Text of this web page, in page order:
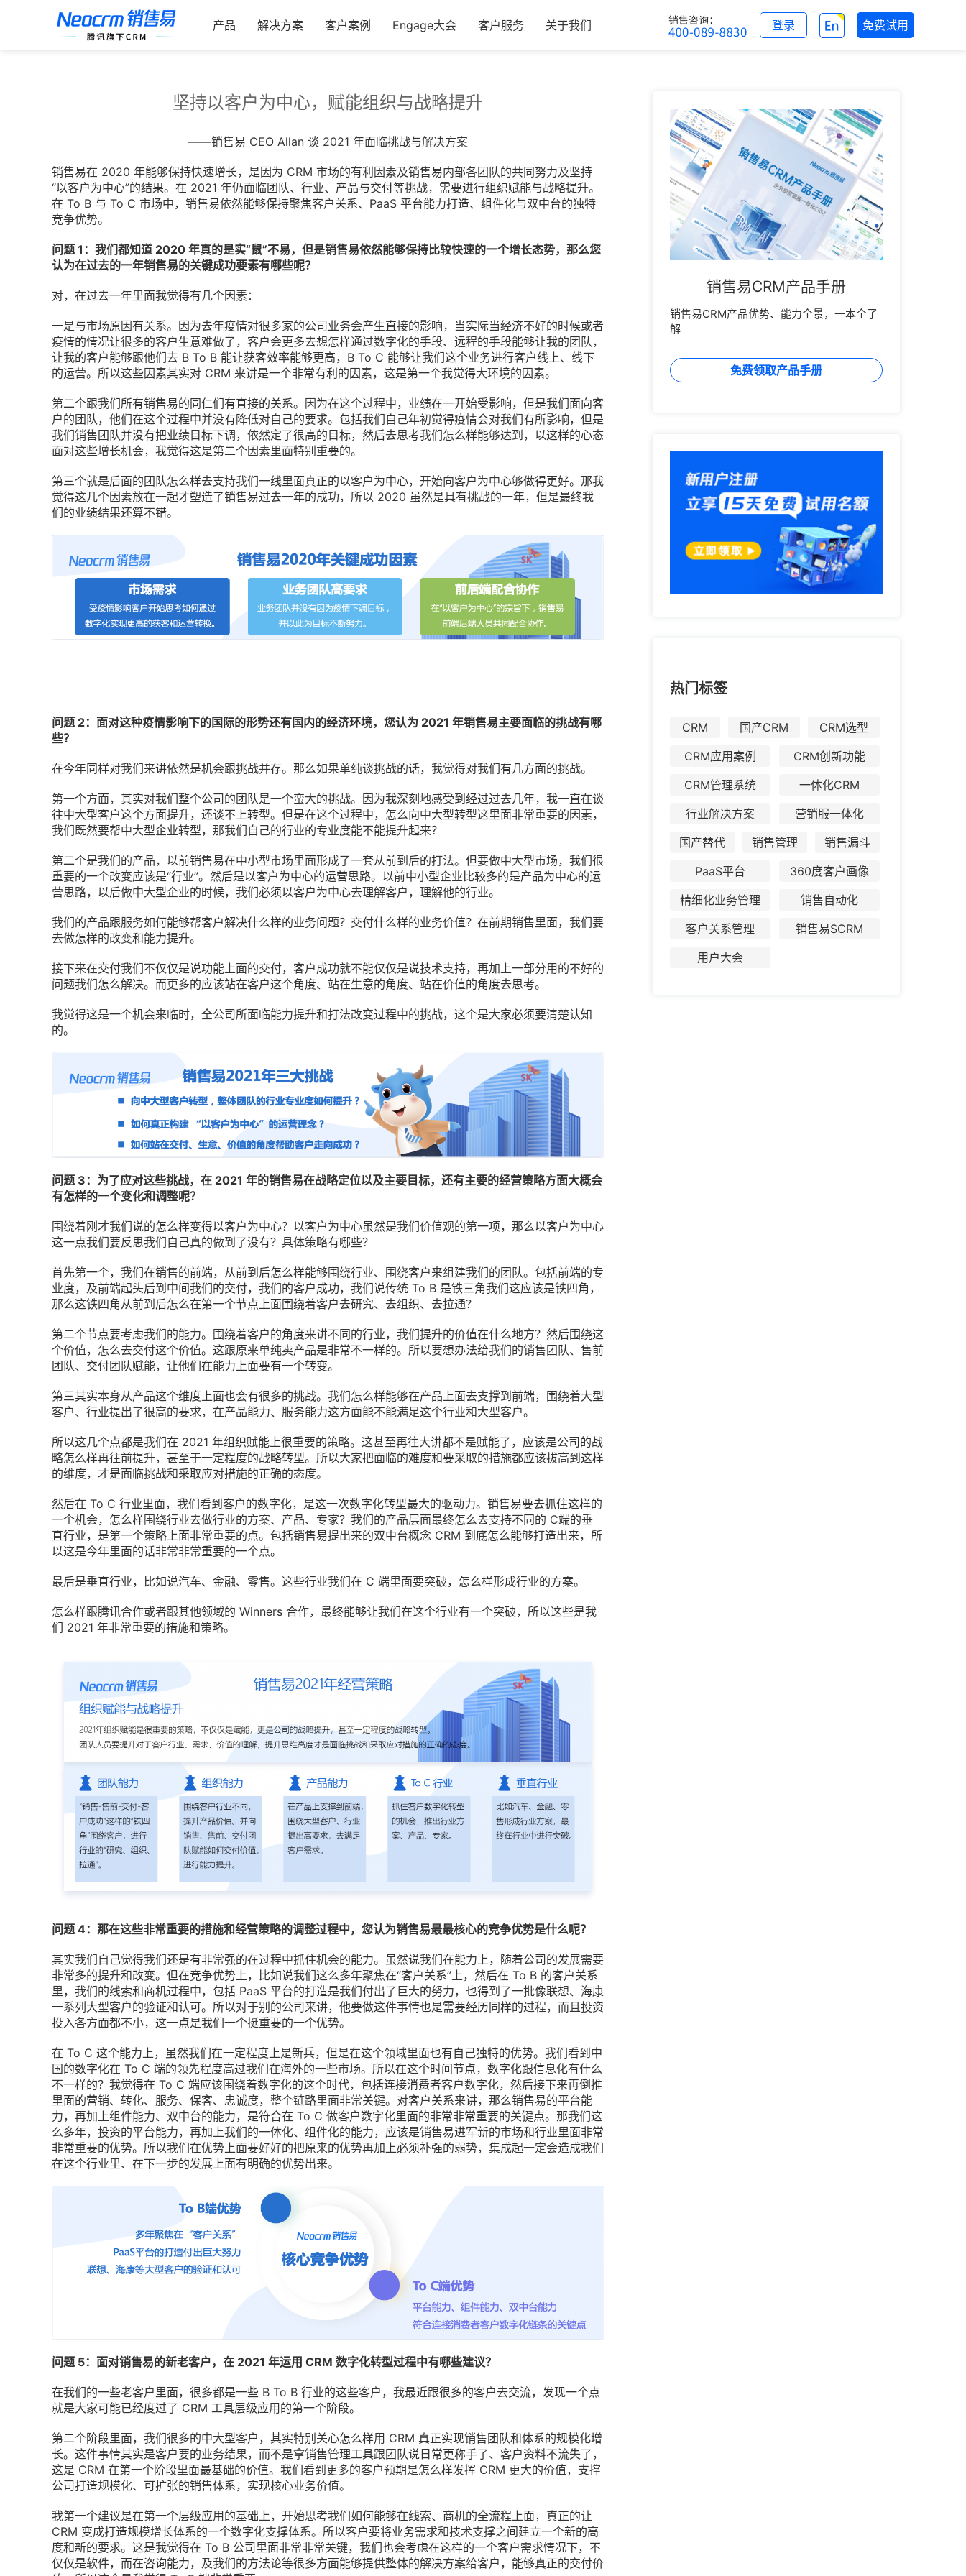
产品 解决方案 客户案例 Engage大会 客户服务 关于我们 免费试用
登录
坚持以客户为中心，赋能组织与战略提升
——销售易 CEO Allan 谈 2021 年面临挑战与解决方案
销售易在 2020 年能够保持快速增长，是因为 CRM 市场的有利因素及销售易内部各团队的共同努力及坚持
“以客户为中心”的结果。在 2021 年仍面临团队、行业、产品与交付等挑战，需要进行组织赋能与战略提升。
在 To B 与 To C 市场中，销售易依然能够保持聚焦客户关系、PaaS 平台能力打造、组件化与双中台的独特
竞争优势。
问题 1：我们都知道 2020 年真的是实“鼠”不易，但是销售易依然能够保持比较快速的一个增长态势，那么您
认为在过去的一年销售易的关键成功要素有哪些呢？
对，在过去一年里面我觉得有几个因素：
一是与市场原因有关系。因为去年疫情对很多家的公司业务会产生直接的影响，当实际当经济不好的时候或者
疫情的情况让很多的客户生意难做了，客户会更多去想怎样通过数字化的手段、远程的手段能够让我的团队，
让我的客户能够跟他们去 B To B 能让获客效率能够更高，B To C 能够让我们这个业务进行客户线上、线下
的运营。所以这些因素其实对 CRM 来讲是一个非常有利的因素，这是第一个我觉得大环境的因素。
第二个跟我们所有销售易的同仁们有直接的关系。因为在这个过程中，业绩在一开始受影响，但是我们面向客
户的团队，他们在这个过程中并没有降低对自己的要求。包括我们自己年初觉得疫情会对我们有所影响，但是
我们销售团队并没有把业绩目标下调，依然定了很高的目标，然后去思考我们怎么样能够达到，以这样的心态
面对这些增长机会，我觉得这是第二个因素里面特别重要的。
第三个就是后面的团队怎么样去支持我们一线里面真正的以客户为中心，开始向客户为中心够做得更好。那我
觉得这几个因素放在一起才塑造了销售易过去一年的成功，所以 2020 虽然是具有挑战的一年，但是最终我
们的业绩结果还算不错。
问题 2：面对这种疫情影响下的国际的形势还有国内的经济环境，您认为 2021 年销售易主要面临的挑战有哪
些？
在今年同样对我们来讲依然是机会跟挑战并存。那么如果单纯谈挑战的话，我觉得对我们有几方面的挑战。
第一个方面，其实对我们整个公司的团队是一个蛮大的挑战。因为我深刻地感受到经过过去几年，我一直在谈
往中大型客户这个方面提升，还谈不上转型。但是在这个过程中，怎么向中大型转型这里面非常重要的因素，
我们既然要帮中大型企业转型，那我们自己的行业的专业度能不能提升起来？
第二个是我们的产品，以前销售易在中小型市场里面形成了一套从前到后的打法。但要做中大型市场，我们很
重要的一个改变应该是“行业”。然后是以客户为中心的运营思路。以前中小型企业比较多的是产品为中心的运
营思路，以后做中大型企业的时候，我们必须以客户为中心去理解客户，理解他的行业。
我们的产品跟服务如何能够帮客户解决什么样的业务问题？交付什么样的业务价值？在前期销售里面，我们要
去做怎样的改变和能力提升。
接下来在交付我们不仅仅是说功能上面的交付，客户成功就不能仅仅是说技术支持，再加上一部分用的不好的
问题我们怎么解决。而更多的应该站在客户这个角度、站在生意的角度、站在价值的角度去思考。
我觉得这是一个机会来临时，全公司所面临能力提升和打法改变过程中的挑战，这个是大家必须要清楚认知
的。
问题 3：为了应对这些挑战，在 2021 年的销售易在战略定位以及主要目标，还有主要的经营策略方面大概会
有怎样的一个变化和调整呢？
围绕着刚才我们说的怎么样变得以客户为中心？以客户为中心虽然是我们价值观的第一项，那么以客户为中心
这一点我们要反思我们自己真的做到了没有？具体策略有哪些？
首先第一个，我们在销售的前端，从前到后怎么样能够围绕行业、围绕客户来组建我们的团队。包括前端的专
业度，及前端起头后到中间我们的交付，我们的客户成功，我们说传统 To B 是铁三角我们这应该是铁四角，
那么这铁四角从前到后怎么在第一个节点上面围绕着客户去研究、去组织、去拉通？
第二个节点要考虑我们的能力。围绕着客户的角度来讲不同的行业，我们提升的价值在什么地方？然后围绕这
个价值，怎么去交付这个价值。这跟原来单纯卖产品是非常不一样的。所以要想办法给我们的销售团队、售前
团队、交付团队赋能，让他们在能力上面要有一个转变。
第三其实本身从产品这个维度上面也会有很多的挑战。我们怎么样能够在产品上面去支撑到前端，围绕着大型
客户、行业提出了很高的要求，在产品能力、服务能力这方面能不能满足这个行业和大型客户。
所以这几个点都是我们在 2021 年组织赋能上很重要的策略。这甚至再往大讲都不是赋能了，应该是公司的战
略怎么样再往前提升，甚至于一定程度的战略转型。所以大家把面临的难度和要采取的措施都应该拔高到这样
的维度，才是面临挑战和采取应对措施的正确的态度。
然后在 To C 行业里面，我们看到客户的数字化，是这一次数字化转型最大的驱动力。销售易要去抓住这样的
一个机会，怎么样围绕行业去做行业的方案、产品、专家？我们的产品层面最终怎么去支持不同的 C端的垂
直行业，是第一个策略上面非常重要的点。包括销售易提出来的双中台概念 CRM 到底怎么能够打造出来，所
以这是今年里面的话非常非常重要的一个点。
最后是垂直行业，比如说汽车、金融、零售。这些行业我们在 C 端里面要突破，怎么样形成行业的方案。
怎么样跟腾讯合作或者跟其他领域的 Winners 合作，最终能够让我们在这个行业有一个突破，所以这些是我
们 2021 年非常重要的措施和策略。
问题 4：那在这些非常重要的措施和经营策略的调整过程中，您认为销售易最最核心的竞争优势是什么呢？
其实我们自己觉得我们还是有非常强的在过程中抓住机会的能力。虽然说我们在能力上，随着公司的发展需要
非常多的提升和改变。但在竞争优势上，比如说我们这么多年聚焦在“客户关系”上，然后在 To B 的客户关系
里，我们的线索和商机过程中，包括 PaaS 平台的打造是我们付出了巨大的努力，也得到了一批像联想、海康
一系列大型客户的验证和认可。所以对于别的公司来讲，他要做这件事情也是需要经历同样的过程，而且投资
投入各方面都不小，这一点是我们一个挺重要的一个优势。
在 To C 这个能力上，虽然我们在一定程度上是新兵，但是在这个领域里面也有自己独特的优势。我们看到中
国的数字化在 To C 端的领先程度高过我们在海外的一些市场。所以在这个时间节点，数字化跟信息化有什么
不一样的？我觉得在 To C 端应该围绕着数字化的这个时代，包括连接消费者客户数字化，然后接下来再倒推
里面的营销、转化、服务、保客、忠诚度，整个链路里面非常关键。对客户关系来讲，那么销售易的平台能
力，再加上组件能力、双中台的能力，是符合在 To C 做客户数字化里面的非常非常重要的关键点。那我们这
么多年，投资的平台能力，再加上我们的一体化、组件化的能力，应该是销售易进军新的市场和行业里面非常
非常重要的优势。所以我们在优势上面要好好的把原来的优势再加上必须补强的弱势，集成起一定会造成我们
在这个行业里、在下一步的发展上面有明确的优势出来。
问题 5：面对销售易的新老客户，在 2021 年运用 CRM 数字化转型过程中有哪些建议？
在我们的一些老客户里面，很多都是一些 B To B 行业的这些客户，我最近跟很多的客户去交流，发现一个点
就是大家可能已经度过了 CRM 工具层级应用的第一个阶段。
第二个阶段里面，我们很多的中大型客户，其实特别关心怎么样用 CRM 真正实现销售团队和体系的规模化增
长。这件事情其实是客户要的业务结果，而不是拿销售管理工具跟团队说日常更称手了、客户资料不流失了，
这是 CRM 在第一个阶段里面最基础的价值。我们看到更多的客户预期是怎么样发挥 CRM 更大的价值，支撑
公司打造规模化、可扩张的销售体系，实现核心业务价值。
我第一个建议是在第一个层级应用的基础上，开始思考我们如何能够在线索、商机的全流程上面，真正的让
CRM 变成打造规模增长体系的一个数字化支撑体系。所以客户要将业务需求和技术支撑之间建立一个新的高
度和新的要求。这是我觉得在 To B 公司里面非常非常关键，我们也会考虑在这样的一个客户需求情况下，不
仅仅是软件，而在咨询能力，及我们的方法论等很多方面能够提供整体的解决方案给客户，能够真正的交付价
销售易CRM产品手册
销售易CRM产品优势、能力全景，一本全了
解
免费领取产品手册
热门标签
CRM 国产CRM
CRM选型
CRM应用案例
CRM创新功能
CRM管理系统
一体化CRM
行业解决方案
营销服一体化
国产替代
销售管理
销售漏斗
PaaS平台
360度客户画像
精细化业务管理
销售自动化
客户关系管理
销售易SCRM
用户大会